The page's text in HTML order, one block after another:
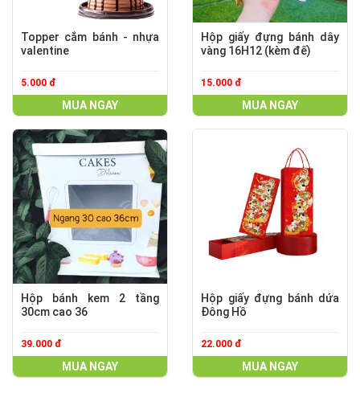
Topper cắm bánh - nhựa
valentine
5.000 đ
MUA NGAY
Hộp giấy đựng bánh dây
vàng 16H12 (kèm đế)
15.000 đ
MUA NGAY
Hộp bánh kem 2 tầng
30cm cao 36
39.000 đ
MUA NGAY
Hộp giấy đựng bánh dứa
Đông Hồ
22.000 đ
MUA NGAY